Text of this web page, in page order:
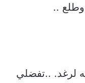
..
لرغد. ..تفضلي